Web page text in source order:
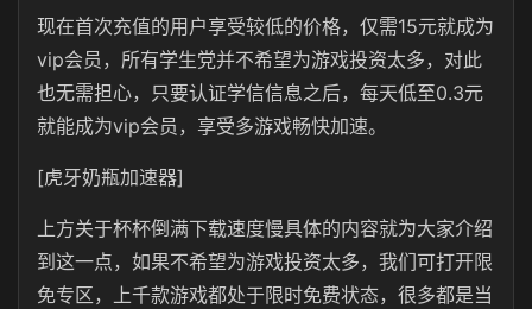
现在首次充值的用户享受较低的价格，仅需15元就成为
vip会员，所有学生党并不希望为游戏投资太多，对此
也无需担心，只要认证学信信息之后，每天低至0.3元
就能成为vip会员，享受多游戏畅快加速。
[虎牙奶瓶加速器]
上方关于杯杯倒满下载速度慢具体的内容就为大家介绍
到这一点，如果不希望为游戏投资太多，我们可打开限
免专区，上千款游戏都处于限时免费状态，很多都是当